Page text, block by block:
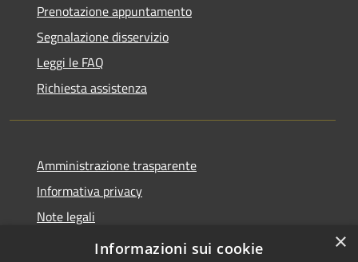
Prenotazione appuntamento
Segnalazione disservizio
Leggi le FAQ
Richiesta assistenza
Amministrazione trasparente
Informativa privacy
Note legali
Dichiarazione di accessibilità
×
Informazioni sui cookie